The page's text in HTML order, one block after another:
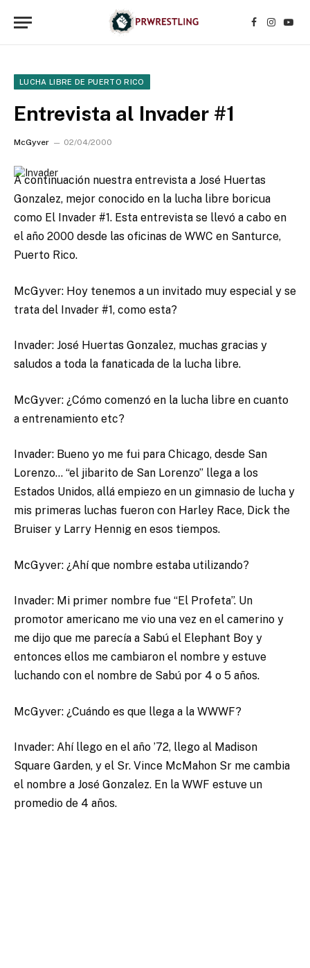
Facebook
LUCHA LIBRE DE PUERTO RICO
Entrevista al Invader #1
McGyver 02/04/2000
A continuación nuestra entrevista a José Huertas
Gonzalez, mejor conocido en la lucha libre boricua
como El Invader #1. Esta entrevista se llevó a cabo en
el año 2000 desde las oficinas de WWC en Santurce,
Puerto Rico.
McGyver: Hoy tenemos a un invitado muy especial y se
trata del Invader #1, como esta?
Invader: José Huertas Gonzalez, muchas gracias y
saludos a toda la fanaticada de la lucha libre.
McGyver: ¿Cómo comenzó en la lucha libre en cuanto
a entrenamiento etc?
Invader: Bueno yo me fui para Chicago, desde San
Lorenzo… “el jibarito de San Lorenzo” llega a los
Estados Unidos, allá empiezo en un gimnasio de lucha y
mis primeras luchas fueron con Harley Race, Dick the
Bruiser y Larry Hennig en esos tiempos.
McGyver: ¿Ahí que nombre estaba utilizando?
Invader: Mi primer nombre fue “El Profeta”. Un
promotor americano me vio una vez en el camerino y
me dijo que me parecía a Sabú el Elephant Boy y
entonces ellos me cambiaron el nombre y estuve
luchando con el nombre de Sabú por 4 o 5 años.
McGyver: ¿Cuándo es que llega a la WWWF?
Invader: Ahí llego en el año ’72, llego al Madison
Square Garden, y el Sr. Vince McMahon Sr me cambia
el nombre a José Gonzalez. En la WWF estuve un
promedio de 4 años.